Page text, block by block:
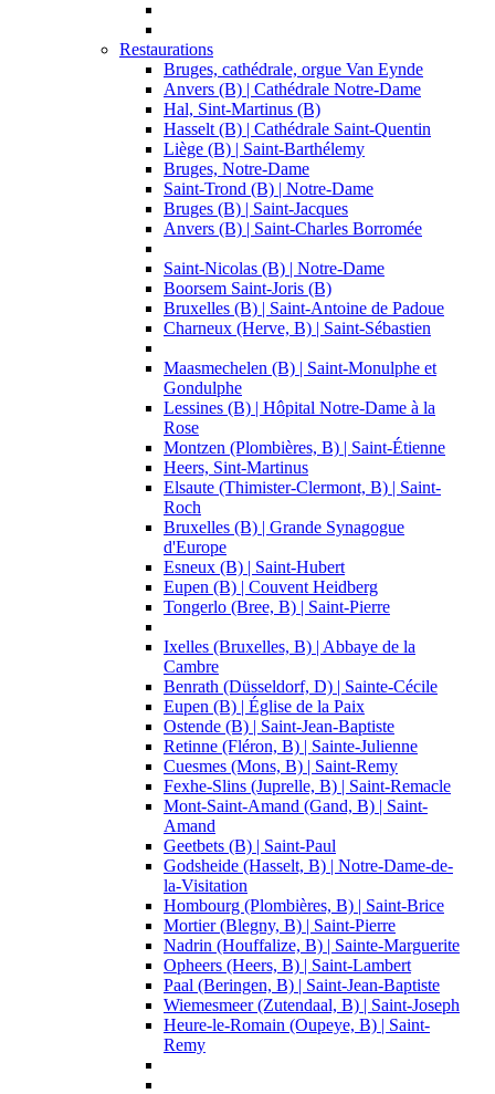
Restaurations
Bruges, cathédrale, orgue Van Eynde
Anvers (B) | Cathédrale Notre-Dame
Hal, Sint-Martinus (B)
Hasselt (B) | Cathédrale Saint-Quentin
Liège (B) | Saint-Barthélemy
Bruges, Notre-Dame
Saint-Trond (B) | Notre-Dame
Bruges (B) | Saint-Jacques
Anvers (B) | Saint-Charles Borromée
Saint-Nicolas (B) | Notre-Dame
Boorsem Saint-Joris (B)
Bruxelles (B) | Saint-Antoine de Padoue
Charneux (Herve, B) | Saint-Sébastien
Maasmechelen (B) | Saint-Monulphe et
Gondulphe
Lessines (B) | Hôpital Notre-Dame à la
Rose
Montzen (Plombières, B) | Saint-Étienne
Heers, Sint-Martinus
Elsaute (Thimister-Clermont, B) | Saint-
Roch
Bruxelles (B) | Grande Synagogue
d'Europe
Esneux (B) | Saint-Hubert
Eupen (B) | Couvent Heidberg
Tongerlo (Bree, B) | Saint-Pierre
Ixelles (Bruxelles, B) | Abbaye de la
Cambre
Benrath (Düsseldorf, D) | Sainte-Cécile
Eupen (B) | Église de la Paix
Ostende (B) | Saint-Jean-Baptiste
Retinne (Fléron, B) | Sainte-Julienne
Cuesmes (Mons, B) | Saint-Remy
Fexhe-Slins (Juprelle, B) | Saint-Remacle
Mont-Saint-Amand (Gand, B) | Saint-
Amand
Geetbets (B) | Saint-Paul
Godsheide (Hasselt, B) | Notre-Dame-de-
la-Visitation
Hombourg (Plombières, B) | Saint-Brice
Mortier (Blegny, B) | Saint-Pierre
Nadrin (Houffalize, B) | Sainte-Marguerite
Opheers (Heers, B) | Saint-Lambert
Paal (Beringen, B) | Saint-Jean-Baptiste
Wiemesmeer (Zutendaal, B) | Saint-Joseph
Heure-le-Romain (Oupeye, B) | Saint-
Remy